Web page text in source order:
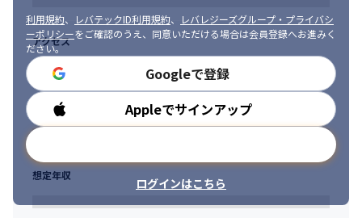
が望ましい）
・ ワークフローソリューション（ServiceNow、PEGA、
Intramart等）の設計・開発経験
・ ServiceNowの業務領域（IT運用高度化、社内申請業務高度化
等）におけるコンサルティングまたはシステム導入経験
■ 求める人物像
・CRM、SaaSソリューションに興味をお持ちの方
・読み書き使用レベルかつ英語を用いた業務推進に前向きな方
・グローバルメンバーと働くことに前向きな方
利用規約、 レバテックID利用規約、
レバレジーズグループ・プライバシ
ーポリシーをご確認のうえ、同意いただける場合は会員登録へお進みく
ださい。
Googleで登録
Appleでサインアップ
ログインはこちら
アクセス
勤務時間
想定年収